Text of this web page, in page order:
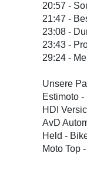
20:57 -
21:47 -
23:08 -
23:43 -
29:24 -
Unsere
Estimoto
HDI
AvD
Held -
Moto Top